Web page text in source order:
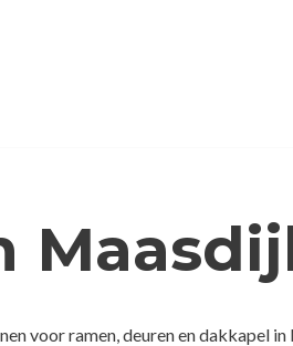
voor ramen, deuren en dakkapel